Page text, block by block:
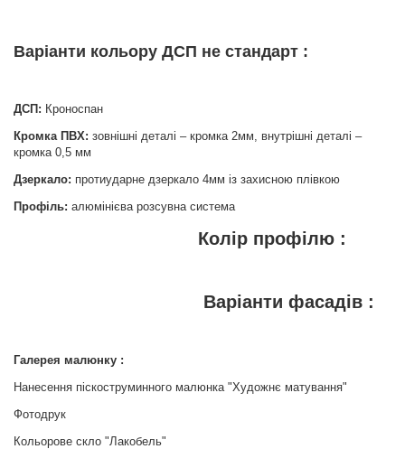
Варіанти кольору ДСП не стандарт :
ДСП: Кроноспан
Кромка ПВХ: зовнішні деталі – кромка 2мм, внутрішні деталі –
кромка 0,5 мм
Дзеркало: протиударне дзеркало 4мм із захисною плівкою
Профіль: алюмінієва розсувна система
Колір профілю :
Варіанти фасадів :
Галерея малюнку :
Нанесення піскоструминного малюнка "Художнє матування"
Фотодрук
Кольорове скло "Лакобель"